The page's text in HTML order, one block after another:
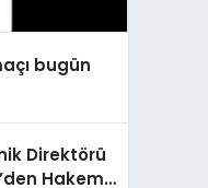
bugün
Direktörü
Hakem